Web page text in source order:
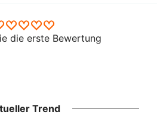
die erste Bewertung
Trend